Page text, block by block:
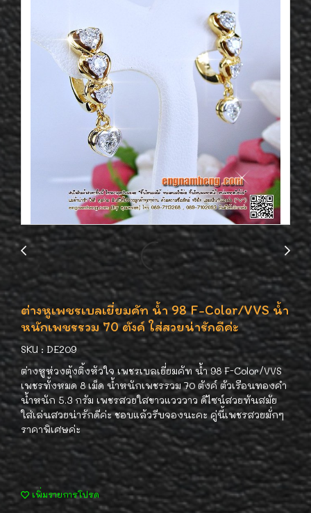
ต่างหูเพชรเบลเยี่ยมคัท น้ำ 98 F-Color/VVS น้ำ
หนักเพชรรวม 70 ตังค์ ใส่สวยน่ารักดีค่ะ
SKU : DE209
ต่างหูห่วงตุ้งติ้งหัวใจ เพชรเบลเยี่ยมคัท น้ำ 98 F-Color/VVS
เพชรทั้งหมด 8 เม็ด น้ำหนักเพชรรวม 70 ตังค์ ตัวเรือนทองคำ
น้ำหนัก 5.3 กรัม เพชรสวยใสขาวแวววาว ดีไซน์สวยทันสมัย
ใส่เล่นสวยน่ารักดีค่ะ ชอบแล้วรีบจองนะคะ คู่นี้เพชรสวยมั่กๆ
ราคาพิเศษค่ะ
เพิ่มรายการโปรด